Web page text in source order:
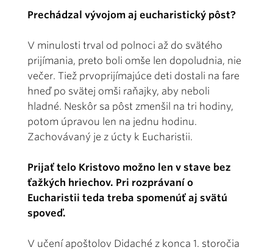
Prechádzal vývojom aj eucharistický pôst?
V minulosti trval od polnoci až do svätého
prijímania, preto boli omše len dopoludnia, nie
večer. Tiež prvoprijímajúce deti dostali na fare
hneď po svätej omši raňajky, aby neboli
hladné. Neskôr sa pôst zmenšil na tri hodiny,
potom úpravou len na jednu hodinu.
Zachovávaný je z úcty k Eucharistii.
Prijať telo Kristovo možno len v stave bez
ťažkých hriechov. Pri rozprávaní o
Eucharistii teda treba spomenúť aj svätú
spoveď.
V učení apoštolov Didaché z konca 1. storočia